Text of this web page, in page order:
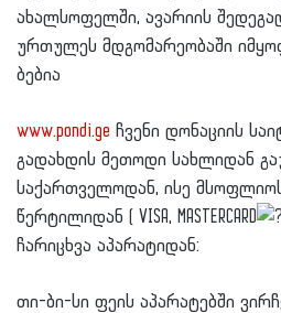
ახალსოფელში, ავარიის
ურთულეს მდგომარეობაში
ბებია
www.pondi.ge ჩვენი დონაციის
გადახდის მეთოდი სახლიდან
საქართველოდან, ისე
წერტილიდან ( VISA, MASTERCARD
ჩარიცხვა აპარატიდან:
თი-ბი-სი ფეის აპარატებში